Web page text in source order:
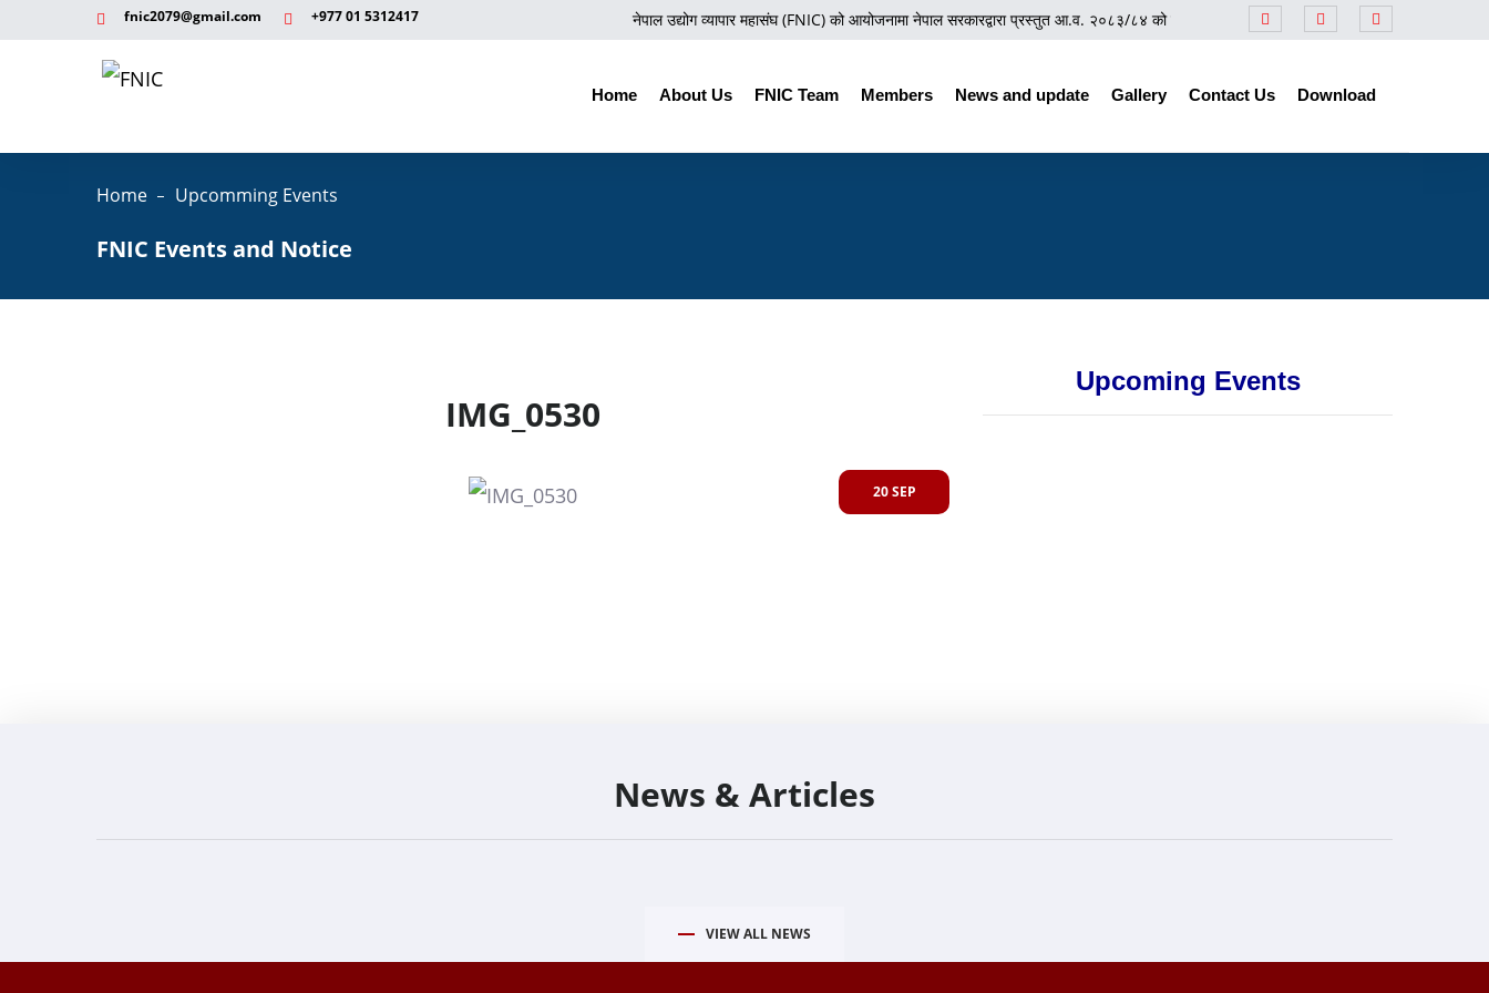
fnic2079@gmail.com +977 ‭01 5312417 नेपाल उद्योग व्यापार महासंघ (FNIC) को आयोजनामा नेपाल सरकारद्वारा प्रस्तुत आ.व. २०८३/८४ को बजेटसम्बन्धी समीक्षा कार्यक्रम || प्रेस नोट
Home About Us FNIC Team Members News and update Gallery Contact Us Download
Home Upcomming Events
FNIC Events and Notice
IMG_0530
20 SEP
Upcoming Events
News & Articles
VIEW ALL NEWS